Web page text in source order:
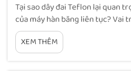
Tại sao dây đai Teflon lại quan
của máy hàn băng liên tục? Vai
nhiệt PTFE trong dẫn nhiệt, khả
đồng đều của mối hàn. Dây đai
phần giúp máy hàn băng liên tục
XEM THÊM